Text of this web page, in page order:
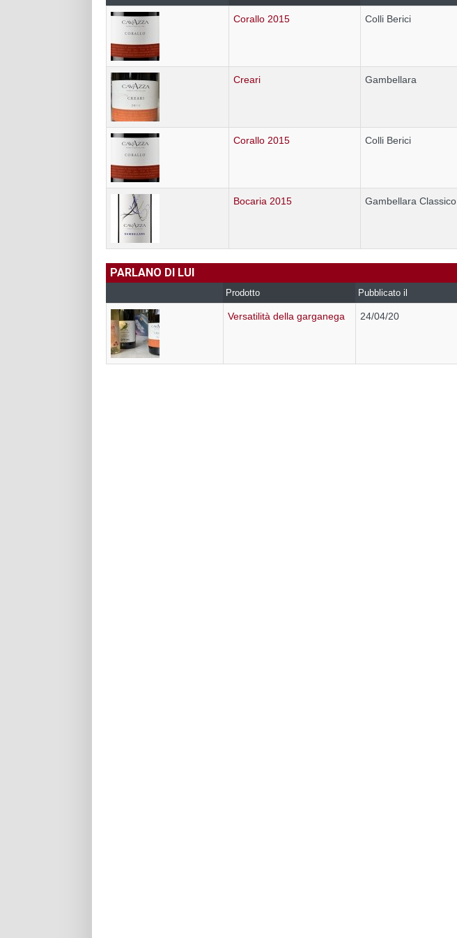
Corallo 2015 Colli Berici
Creari Gambellara
Corallo 2015 Colli Berici
Bocaria 2015 Gambellara Classico
PARLANO DI LUI
Prodotto Pubblicato il
Versatilità della garganega 24/04/20